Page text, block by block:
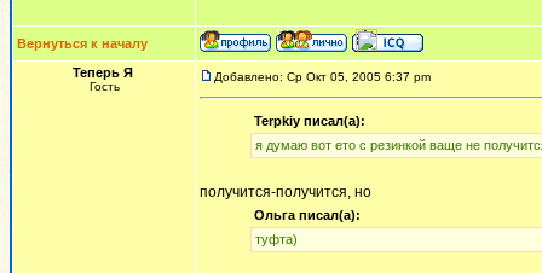
Вернуться к началу
Теперь Я
Гость
Добавлено: Ср Окт 05, 2005 6:37 pm
Terpkiy писал(а):
я думаю вот ето с резинкой ваще не
получится-получится, но
Ольга писал(а):
туфта)